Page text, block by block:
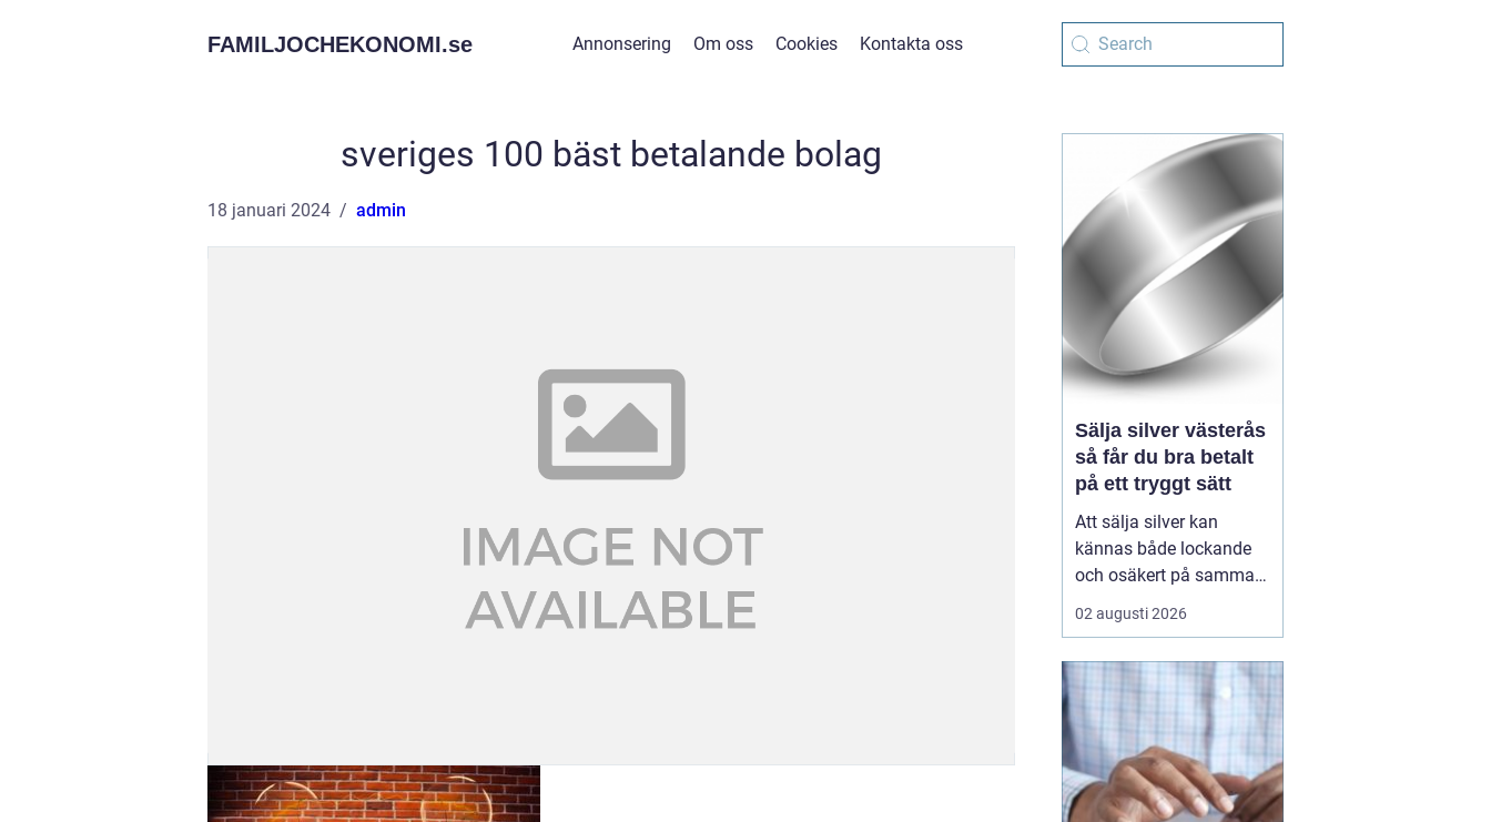
FAMILJOCHEKONOMI.se Annonsering Om oss Cookies Kontakta oss
sveriges 100 bäst betalande bolag
18 januari 2024 admin
Sälja silver västerås
så får du bra betalt
på ett tryggt sätt
Att sälja silver kan
kännas både lockande
och osäkert på samma
gång. Många sitter på
silversmycken, bestick
liggande i ett skåp år
efter år. Frågan dyker
ofta upp: är det värt
något, och hur går en
försäljning faktiskt till?
...
02 augusti 2026